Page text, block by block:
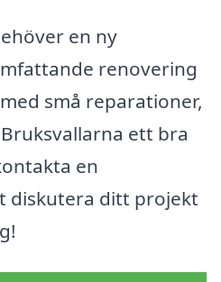
en ny
renovering
små reparationer,
ett bra
en
diskutera ditt projekt